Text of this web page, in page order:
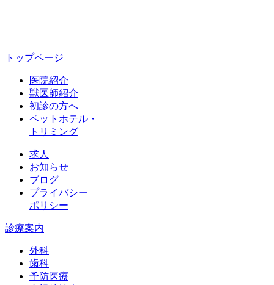
トップページ
医院紹介
獣医師紹介
初診の方へ
ペットホテル・
トリミング
求人
お知らせ
ブログ
プライバシー
ポリシー
診療案内
外科
歯科
予防医療